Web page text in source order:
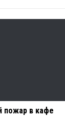
пожар в кафе